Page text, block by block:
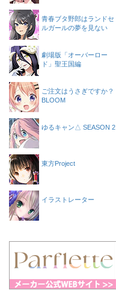
青春ブタ野郎はランドセ
ルガールの夢を見ない
劇場版「オーバーロー
ド」聖王国編
ご注文はうさぎですか？
BLOOM
ゆるキャン△ SEASON 2
東方Project
イラストレーター